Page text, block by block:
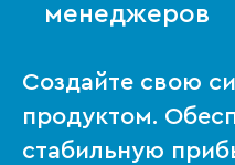
менеджеров
Создайте свою
продуктом.
стабильную